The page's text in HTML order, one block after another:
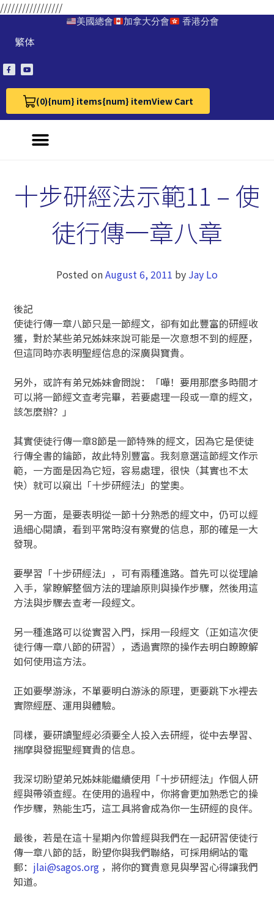
/////////////////
美國總會 加拿大分會 香港分會
繁体
(0)
View Cart 0{num} items{num} itemView Cart
十步研經法示範11 – 使
徒行傳一章八章
Posted onAugust 6, 2011 by Jay Lo
後記
使徒行傳一章八節只是一節經文，卻有如此豐富的研經收
獲，對於某些弟兄姊妹來說可能是一次意想不到的經歷，
但這同時亦表明聖經信息的深廣與寶貴。
另外，或許有弟兄姊妹會問說：「嘩！要用那麼多時間才
可以將一節經文查考完畢，若要處理一段或一章的經文，
該怎麼辦？」
其實使徒行傳一章8節是一節特殊的經文，因為它是使徒
行傳全書的鑰節，故此特別豐富。我刻意選這節經文作示
範，一方面是因為它短，容易處理，很快（其實也不太
快）就可以窺出「十步研經法」的堂奧。
另一方面，是要表明從一節十分熟悉的經文中，仍可以經
過細心閱讀，看到平常時沒有察覺的信息，那的確是一大
發現。
要學習「十步研經法」，可有兩種進路。首先可以從理論
入手，掌瞭解整個方法的理論原則與操作步驟，然後用這
方法與步驟去查考一段經文。
另一種進路可以從實習入門，採用一段經文（正如這次使
徒行傳一章八節的研習），透過實際的操作去明白瞭瞭解
如何使用這方法。
正如要學游泳，不單要明白游泳的原理，更要跳下水裡去
實際經歷、運用與體驗。
同樣，要研讀聖經必須要全人投入去研經，從中去學習、
揣摩與發掘聖經寶貴的信息。
我深切盼望弟兄姊妹能繼續使用「十步研經法」作個人研
經與帶領查經。在使用的過程中，你將會更加熟悉它的操
作步驟，熟能生巧，這工具將會成為你一生研經的良伴。
最後，若是在這十星期內你曾經與我們在一起研習使徒行
傳一章八節的話，盼望你與我們聯絡，可採用網站的電
郵： jlai@sagos.org ，將你的寶貴意見與學習心得讓我們
知道。